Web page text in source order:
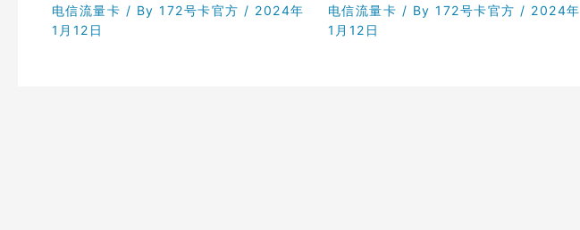
电信流量卡 / By 172号卡官方 / 2024年
1月12日
电信流量卡 / By172号卡官方 / 2024年
1月12日